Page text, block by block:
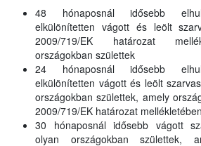
48 hónaposnál idősebb
elkülönítetten vágott és leölt
2009/719/EK határozat
országokban születtek
24 hónaposnál idősebb
elkülönítetten vágott és leölt
országokban születtek, amely
2009/719/EK határozat
30 hónaposnál idősebb vágott
olyan országokban születtek,